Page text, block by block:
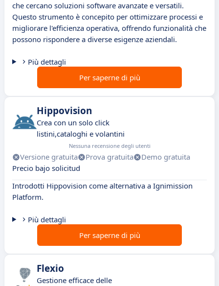
che cercano soluzioni software avanzate e versatili.
Questo strumento è concepito per ottimizzare processi e
migliorare l'efficienza operativa, offrendo funzionalità che
possono rispondere a diverse esigenze aziendali.
Più dettagli
Per saperne di più
Hippovision
Crea con un solo click
listini,cataloghi e volantini
Nessuna recensione degli utenti
Versione gratuita Prova gratuita
Demo gratuita
Precio bajo solicitud
Introdotti Hippovision come alternativa a Ignimission
Platform.
Più dettagli
Per saperne di più
Flexio
Gestione efficace delle